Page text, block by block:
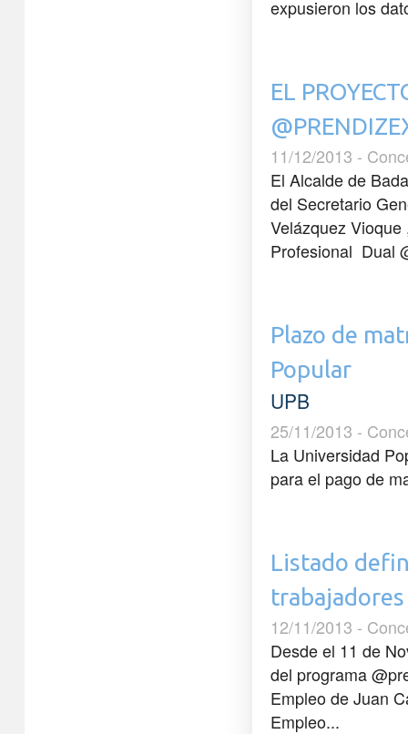
expusieron los
EL
11/12/2013 -
El Alcalde de
del Secretario
Velázquez
Profesional Dual
Plazo de
Popular
UPB
25/11/2013 -
La Universidad
para el pago de
Listado
12/11/2013 -
Desde el 11 de
del programa
Empleo de Juan
Empleo...